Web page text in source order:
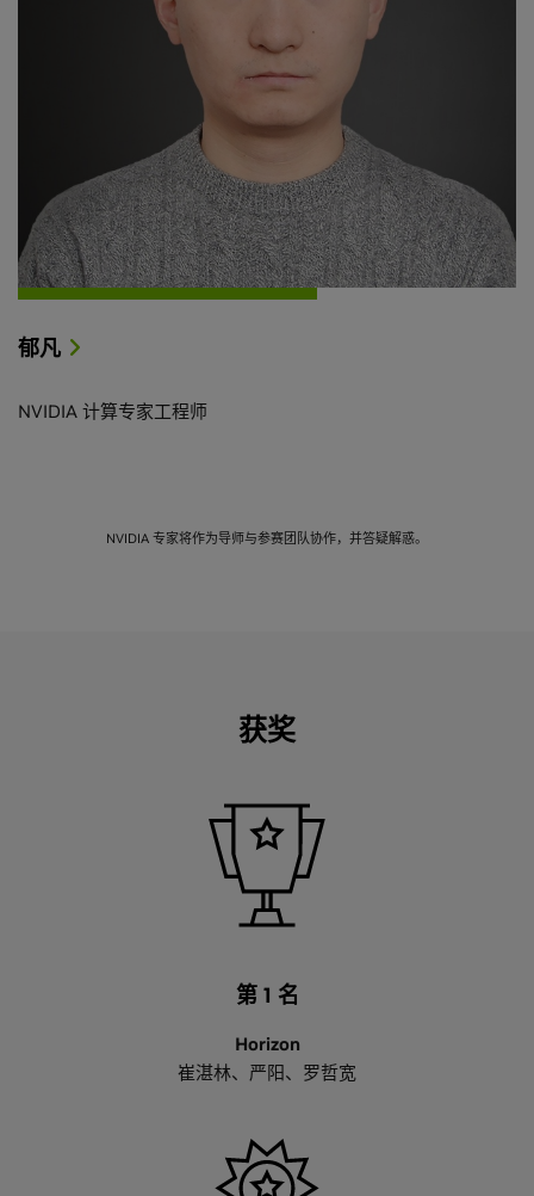
郁凡
NVIDIA 计算专家工程师
Dror Goldenberg
NVIDIA 专家将作为导师与参赛团队协作，并答疑解惑。
获奖
第 1 名
Horizon
崔湛林、严阳、罗哲宽